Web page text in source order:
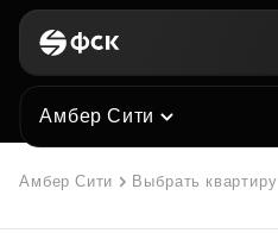
Амбер Сити
Амбер Сити Выбрать квартиру